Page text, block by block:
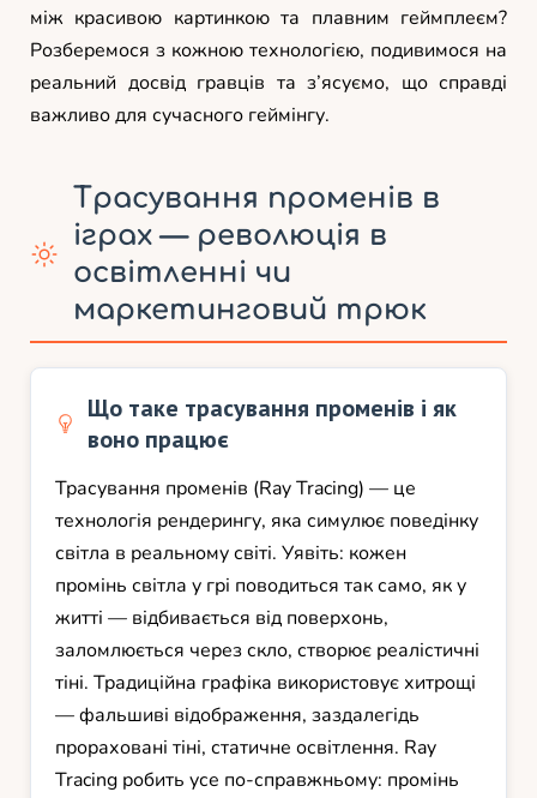
між красивою картинкою та плавним геймплеєм?
Розберемося з кожною технологією, подивимося на
реальний досвід гравців та з’ясуємо, що справді
важливо для сучасного геймінгу.
Трасування променів в
іграх — революція в
освітленні чи
маркетинговий трюк
Що таке трасування променів і як
воно працює
Трасування променів (Ray Tracing) — це
технологія рендерингу, яка симулює поведінку
світла в реальному світі. Уявіть: кожен
промінь світла у грі поводиться так само, як у
житті — відбивається від поверхонь,
заломлюється через скло, створює реалістичні
тіні. Традиційна графіка використовує хитрощі
— фальшиві відображення, заздалегідь
прораховані тіні, статичне освітлення. Ray
Tracing робить усе по-справжньому: промінь